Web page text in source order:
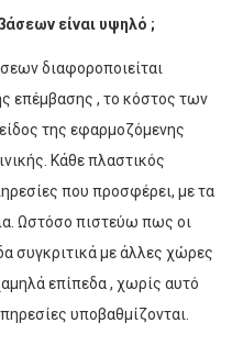
είναι υψηλό ;
διαφοροποιείται
επέμβασης , το κόστος των
της εφαρμοζόμενης
Κάθε πλαστικός
που προσφέρει, με τα
Ωστόσο πιστεύω πως οι
συγκριτικά με άλλες χώρες
επίπεδα , χωρίς αυτό
υποβαθμίζονται.